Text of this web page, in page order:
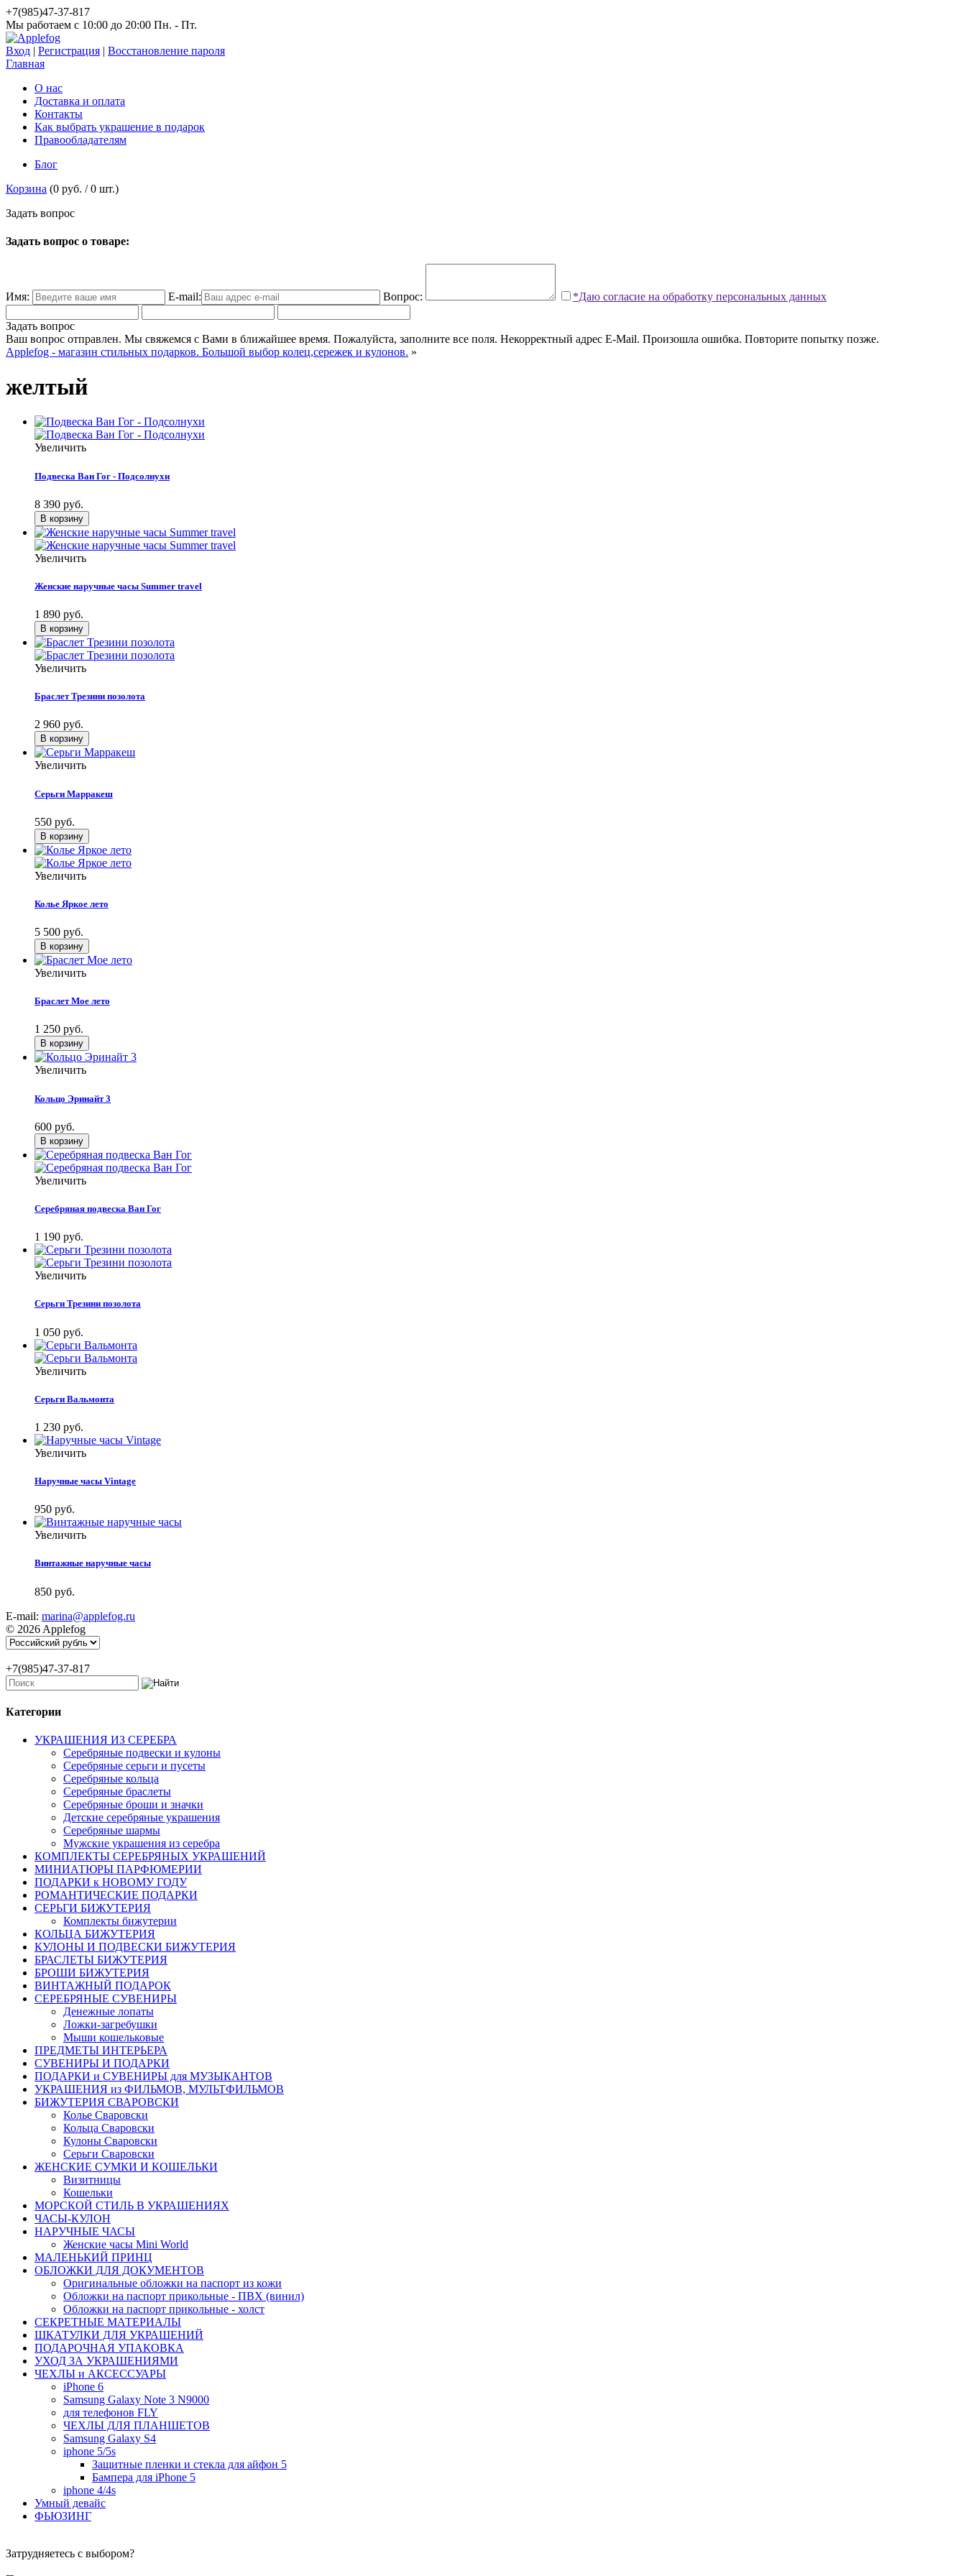
+7(985)47-37-817
Мы работаем c 10:00 до 20:00 Пн. - Пт.
Вход | Регистрация | Восстановление пароля
Главная
О нас
Доставка и оплата
Контакты
Как выбрать украшение в подарок
Правообладателям
Блог
Корзина (0 руб. /0 шт.)
Задать вопрос
Задать вопрос о товаре:
Имя: E-mail: Вопрос: *Даю согласие на обработку персональных данных
Задать вопрос
Ваш вопрос отправлен. Мы свяжемся с Вами в ближайшее время. Пожалуйста, заполните все поля. Некорректный адрес E-Mail. Произошла ошибка. Повторите попытку позже.
Applefog - магазин стильных подарков. Большой выбор колец,сережек и кулонов. »
желтый
Увеличить
Подвеска Ван Гог - Подсолнухи
8 390 руб.
Увеличить
Женские наручные часы Summer travel
1 890 руб.
Увеличить
Браслет Трезини позолота
2 960 руб.
Увеличить
Серьги Марракеш
550 руб.
Увеличить
Колье Яркое лето
5 500 руб.
Увеличить
Браслет Мое лето
1 250 руб.
Увеличить
Кольцо Эринайт 3
600 руб.
Увеличить
Серебряная подвеска Ван Гог
1 190 руб.
Увеличить
Серьги Трезини позолота
1 050 руб.
Увеличить
Серьги Вальмонта
1 230 руб.
Увеличить
Наручные часы Vintage
950 руб.
Увеличить
Винтажные наручные часы
850 руб.
E-mail: marina@applefog.ru
© 2026 Applefog
+7(985)47-37-817
Категории
УКРАШЕНИЯ ИЗ СЕРЕБРА
Серебряные подвески и кулоны
Серебряные серьги и пусеты
Серебряные кольца
Серебряные браслеты
Серебряные броши и значки
Детские серебряные украшения
Серебряные шармы
Мужские украшения из серебра
КОМПЛЕКТЫ СЕРЕБРЯНЫХ УКРАШЕНИЙ
МИНИАТЮРЫ ПАРФЮМЕРИИ
ПОДАРКИ к НОВОМУ ГОДУ
РОМАНТИЧЕСКИЕ ПОДАРКИ
СЕРЬГИ БИЖУТЕРИЯ
Комплекты бижутерии
КОЛЬЦА БИЖУТЕРИЯ
КУЛОНЫ И ПОДВЕСКИ БИЖУТЕРИЯ
БРАСЛЕТЫ БИЖУТЕРИЯ
БРОШИ БИЖУТЕРИЯ
ВИНТАЖНЫЙ ПОДАРОК
СЕРЕБРЯНЫЕ СУВЕНИРЫ
Денежные лопаты
Ложки-загребушки
Мыши кошельковые
ПРЕДМЕТЫ ИНТЕРЬЕРА
СУВЕНИРЫ И ПОДАРКИ
ПОДАРКИ и СУВЕНИРЫ для МУЗЫКАНТОВ
УКРАШЕНИЯ из ФИЛЬМОВ, МУЛЬТФИЛЬМОВ
БИЖУТЕРИЯ СВАРОВСКИ
Колье Сваровски
Кольца Сваровски
Кулоны Сваровски
Серьги Сваровски
ЖЕНСКИЕ СУМКИ И КОШЕЛЬКИ
Визитницы
Кошельки
МОРСКОЙ СТИЛЬ В УКРАШЕНИЯХ
ЧАСЫ-КУЛОН
НАРУЧНЫЕ ЧАСЫ
Женские часы Mini World
МАЛЕНЬКИЙ ПРИНЦ
ОБЛОЖКИ ДЛЯ ДОКУМЕНТОВ
Оригинальные обложки на паспорт из кожи
Обложки на паспорт прикольные - ПВХ (винил)
Обложки на паспорт прикольные - холст
СЕКРЕТНЫЕ МАТЕРИАЛЫ
ШКАТУЛКИ ДЛЯ УКРАШЕНИЙ
ПОДАРОЧНАЯ УПАКОВКА
УХОД ЗА УКРАШЕНИЯМИ
ЧEХЛЫ и АКСЕССУАРЫ
iPhone 6
Samsung Galaxy Note 3 N9000
для телефонов FLY
ЧЕХЛЫ ДЛЯ ПЛАНШЕТОВ
Samsung Galaxy S4
iphone 5/5s
Защитные пленки и стекла для айфон 5
Бампера для iPhone 5
iphone 4/4s
Умный девайс
ФЬЮЗИНГ
Затрудняетесь с выбором?